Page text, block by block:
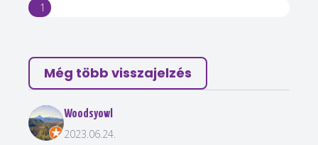
1
Még több visszajelzés
Woodsyowl
2023.06.24.